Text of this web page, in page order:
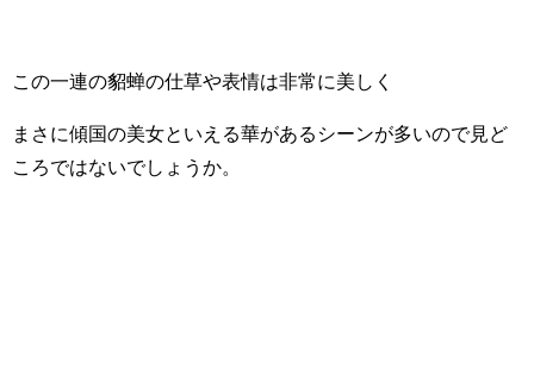
この一連の貂蝉の仕草や表情は非常に美しく
まさに傾国の美女といえる華があるシーンが多いので見ど
ころではないでしょうか。